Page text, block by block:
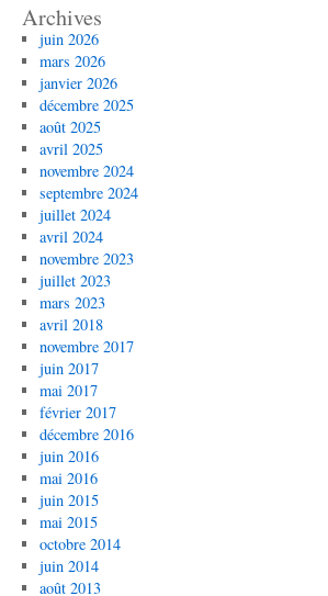
Archives
juin 2026
mars 2026
janvier 2026
décembre 2025
août 2025
avril 2025
novembre 2024
septembre 2024
juillet 2024
avril 2024
novembre 2023
juillet 2023
mars 2023
avril 2018
novembre 2017
juin 2017
mai 2017
février 2017
décembre 2016
juin 2016
mai 2016
juin 2015
mai 2015
octobre 2014
juin 2014
août 2013